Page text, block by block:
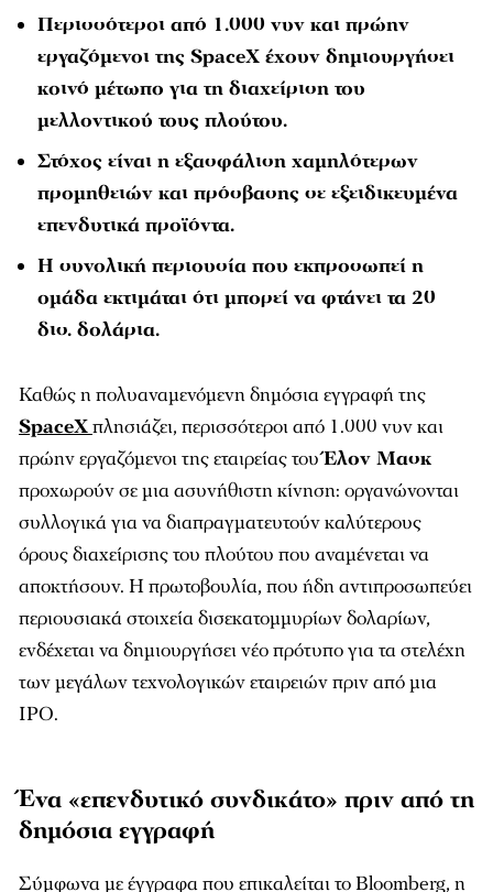
Περισσότεροι από 1.000 νυν και πρώην
εργαζόμενοι της SpaceX έχουν δημιουργήσει
κοινό μέτωπο για τη διαχείριση του
μελλοντικού τους πλούτου.
Στόχος είναι η εξασφάλιση χαμηλότερων
προμηθειών και πρόσβασης σε εξειδικευμένα
επενδυτικά προϊόντα.
Η συνολική περιουσία που εκπροσωπεί η
ομάδα εκτιμάται ότι μπορεί να φτάνει τα 20
δισ. δολάρια.
Καθώς η πολυαναμενόμενη δημόσια εγγραφή της
SpaceXπλησιάζει, περισσότεροι από 1.000 νυν και
πρώην εργαζόμενοι της εταιρείας τουΈλον Μασκ
προχωρούν σε μια ασυνήθιστη κίνηση: οργανώνονται
συλλογικά για να διαπραγματευτούν καλύτερους
όρους διαχείρισης του πλούτου που αναμένεται να
αποκτήσουν. Η πρωτοβουλία, που ήδη αντιπροσωπεύει
περιουσιακά στοιχεία δισεκατομμυρίων δολαρίων,
ενδέχεται να δημιουργήσει νέο πρότυπο για τα στελέχη
των μεγάλων τεχνολογικών εταιρειών πριν από μια
IPO.
Ένα «επενδυτικό συνδικάτο» πριν από τη
δημόσια εγγραφή
Σύμφωνα με έγγραφα που επικαλείται το Bloomberg, η